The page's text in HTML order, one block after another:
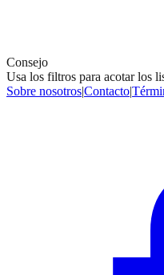
Consejo
Usa los filtros para acotar los
Sobre nosotros|Contacto|